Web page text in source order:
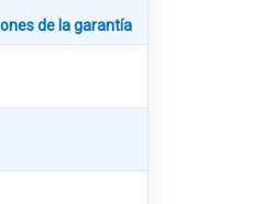
de la garantía